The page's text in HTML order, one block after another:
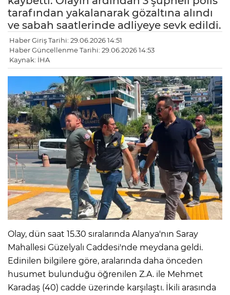
tarafından yakalanarak gözaltına alındı
ve sabah saatlerinde adliyeye sevk edildi.
Haber Giriş Tarihi: 29.06.2026 14:51
Haber Güncellenme Tarihi: 29.06.2026 14:53
Kaynak: İHA
Olay, dün saat 15.30 sıralarında Alanya'nın Saray
Mahallesi Güzelyalı Caddesi'nde meydana geldi.
Edinilen bilgilere göre, aralarında daha önceden
husumet bulunduğu öğrenilen Z.A. ile Mehmet
Karadaş (40) cadde üzerinde karşılaştı. İkili arasında